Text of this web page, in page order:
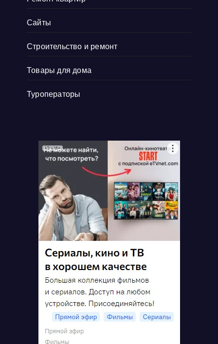
Сайты
Строительство и ремонт
Товары для дома
Туроператоры